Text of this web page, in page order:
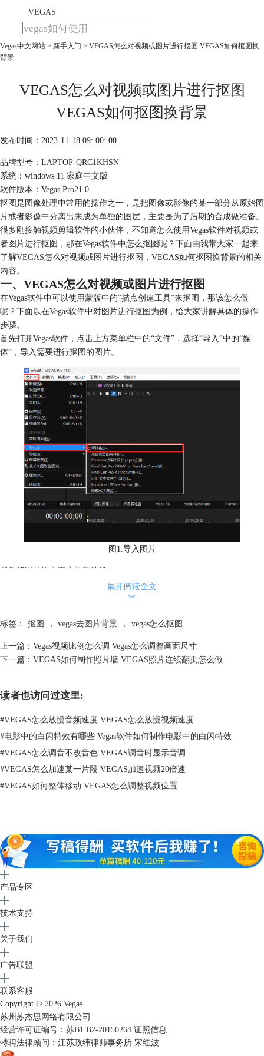
VEGAS
首页
产品
Vegas中文网站 > 新手入门 > VEGAS怎么对视频或图片进行抠图 VEGAS如何抠图换
背景
VEGAS怎么对视频或图片进行抠图
VEGAS如何抠图换背景
发布时间：2023-11-18 09: 00: 00
品牌型号：LAPTOP-QRC1KHSN
系统：windows 11 家庭中文版
软件版本：Vegas Pro21.0
抠图是图像处理中常用的操作之一，是把图像或影像的某一部分从原始图
片或者影像中分离出来成为单独的图层，主要是为了后期的合成做准备。
很多刚接触视频剪辑软件的小伙伴，不知道怎么使用Vegas软件对视频或
者图片进行抠图，那在Vegas软件中怎么抠图呢？下面由我带大家一起来
了解VEGAS怎么对视频或图片进行抠图，VEGAS如何抠图换背景的相关
内容。
一、VEGAS怎么对视频或图片进行抠图
在Vegas软件中可以使用蒙版中的“描点创建工具”来抠图，那该怎么做
呢？下面以在Vegas软件中对图片进行抠图为例，给大家讲解具体的操作
步骤。
首先打开Vegas软件，点击上方菜单栏中的“文件”，选择“导入”中的“媒
体”，导入需要进行抠图的图片。
图1.导入图片
然后将图片拖入下方视频轨道中。
接下来点击视频轨道中的“事件平移/裁切...”按钮。
接着在跳出的视频事件FX中，勾选下面的“蒙版”，点击使用左侧工具栏
中的“描点创建工具”。
展开阅读全文
︾
标签： 抠图 ， vegas去图片背景 ， vegas怎么抠图
上一篇： Vegas视频比例怎么调 Vegas怎么调整画面尺寸
下一篇： VEGAS如何制作照片墙 VEGAS照片连续翻页怎么做
读者也访问过这里:
#VEGAS怎么放慢音频速度 VEGAS怎么放慢视频速度
#电影中的白闪特效有哪些 Vegas软件如何制作电影中的白闪特效
#VEGAS怎么调音不改音色 VEGAS调音时显示音调
#VEGAS怎么加速某一片段 VEGAS加速视频20倍速
#VEGAS如何整体移动 VEGAS怎么调整视频位置
产品专区
技术支持
关于我们
广告联盟
联系客服
Copyright © 2026 Vegas
苏州苏杰思网络有限公司
经营许可证编号：苏B1.B2-20150264 证照信息
特聘法律顾问：江苏政纬律师事务所 宋红波